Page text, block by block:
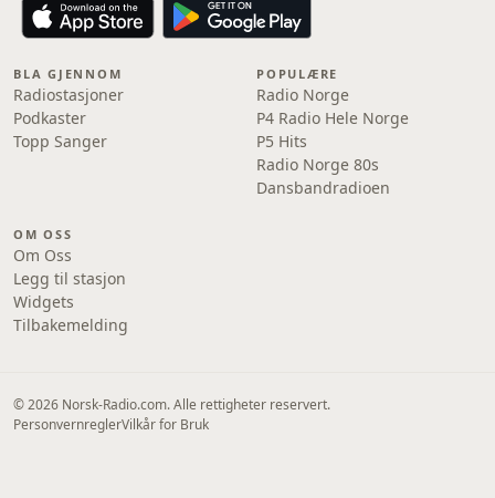
BLA GJENNOM
Radiostasjoner
Podkaster
Topp Sanger
POPULÆRE
Radio Norge
P4 Radio Hele Norge
P5 Hits
Radio Norge 80s
Dansbandradioen
OM OSS
Om Oss
Legg til stasjon
Widgets
Tilbakemelding
© 2026 Norsk-Radio.com. Alle rettigheter reservert.
PersonvernreglerVilkår for Bruk